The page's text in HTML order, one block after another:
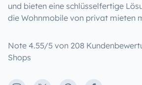
und bieten eine schlüsselfertige
die Wohnmobile von privat mieten
Note 4.55/5 von 208
Shops